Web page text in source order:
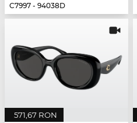
C7997 - 94038D
571,67 RON